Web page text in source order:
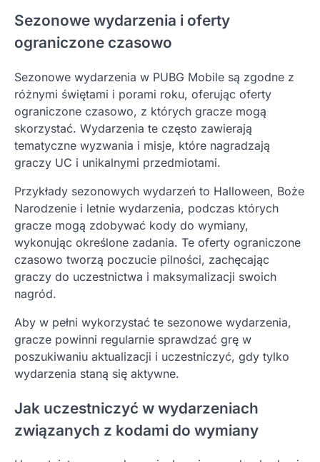
Sezonowe wydarzenia i oferty
ograniczone czasowo
Sezonowe wydarzenia w PUBG Mobile są zgodne z
różnymi świętami i porami roku, oferując oferty
ograniczone czasowo, z których gracze mogą
skorzystać. Wydarzenia te często zawierają
tematyczne wyzwania i misje, które nagradzają
graczy UC i unikalnymi przedmiotami.
Przykłady sezonowych wydarzeń to Halloween, Boże
Narodzenie i letnie wydarzenia, podczas których
gracze mogą zdobywać kody do wymiany,
wykonując określone zadania. Te oferty ograniczone
czasowo tworzą poczucie pilności, zachęcając
graczy do uczestnictwa i maksymalizacji swoich
nagród.
Aby w pełni wykorzystać te sezonowe wydarzenia,
gracze powinni regularnie sprawdzać grę w
poszukiwaniu aktualizacji i uczestniczyć, gdy tylko
wydarzenia staną się aktywne.
Jak uczestniczyć w wydarzeniach
związanych z kodami do wymiany